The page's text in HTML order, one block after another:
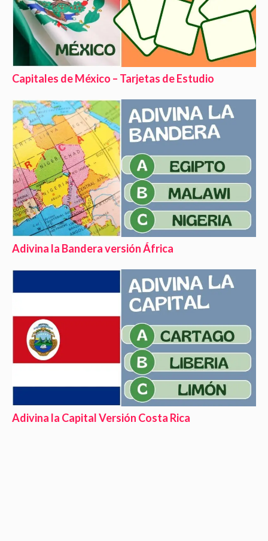
Capitales de México – Tarjetas de Estudio
Adivina la Bandera versión África
Adivina la Capital Versión Costa Rica